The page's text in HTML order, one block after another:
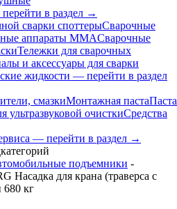
в раздел →
сварки cпоттерыСварочные
аппараты MMAСварочные
Тележки для сварочных
и аксессуары для сварки
жидкости — перейти в раздел
смазкиМонтажная пастаПаста
очисткиСредства
— перейти в раздел →
подъемники -
Насадка для крана (траверса с
680 кг